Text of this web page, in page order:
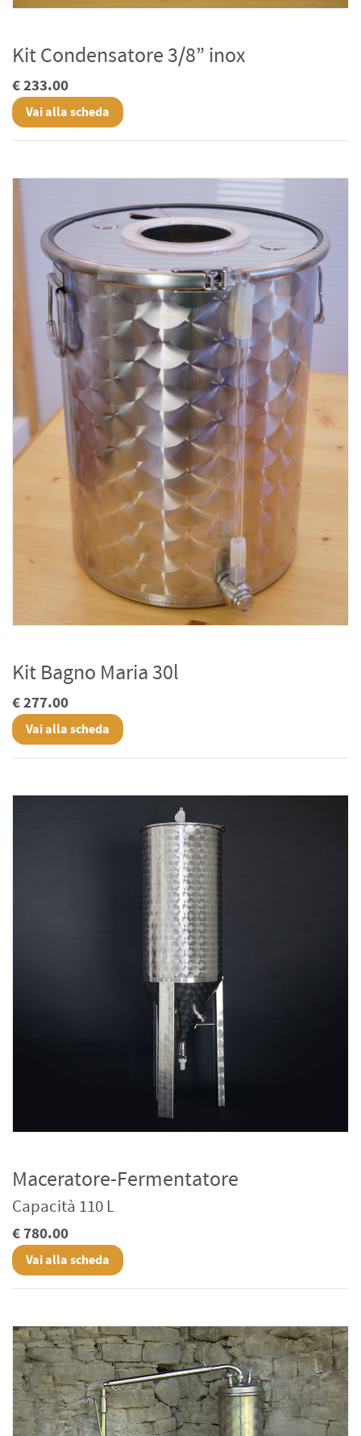
Kit Condensatore 3/8” inox
€ 233.00
Vai alla scheda
Kit Bagno Maria 30l
€ 277.00
Vai alla scheda
Maceratore-Fermentatore
Capacità 110 L
€ 780.00
Vai alla scheda